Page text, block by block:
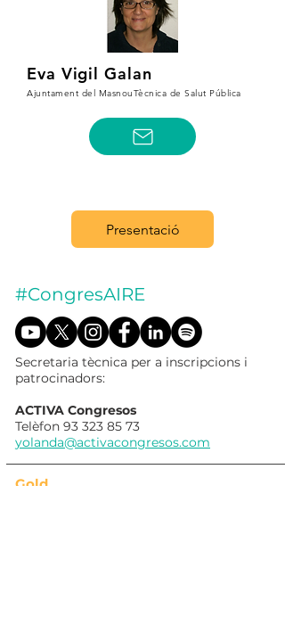
Eva Vigil Galan
Ajuntament del MasnouTècnica de Salut Pública
Presentació
#CongresAIRE
Secretaria tècnica per a inscripcions i
patrocinadors:
ACTIVA Congresos
Telèfon 93 323 85 73
yolanda@activacongresos.com
Gold